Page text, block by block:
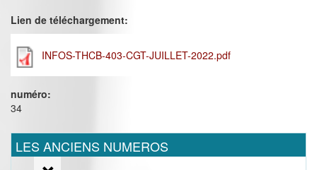
Lien de téléchargement:
INFOS-THCB-403-CGT-JUILLET-2022.pdf
numéro:
34
LES ANCIENS NUMEROS